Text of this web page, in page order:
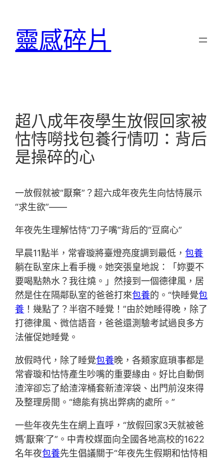
靈感碎片
超八成年夜學生放假回家被
怙恃嘮找包養行情叨：背后
是操碎的心
一放假就被“厭棄”？超六成年夜先生向怙恃展示
“求生欲”——
年夜先生理解怙恃“刀子嘴”背后的“豆腐心”
早晨11點半，常睿璇將臺燈亮度調到最低，包養
躺在臥室床上看手機。她突張皇地說：「妳要不
要喝點熱水？我往燒。」然接到一個德律風，居
然是住在隔鄰臥室的爸爸打來包養的。“快睡覺包
養 ！幾點了？半宿不睡覺！”由於她睡得晚，除了
打德律風、微信語音，爸爸還測驗考試過良多方
法催促她睡覺。
放假時代，除了睡覺包養晚，各類家庭瑣事都是
常睿璇和怙恃產生吵嘴的重要緣由。好比自動倒
渣滓卻忘了給渣滓桶套新渣滓袋、出門前沒來得
及整理房間。“總能有挑出弊病的處所。”
一些年夜先生在網上直呼，“放假回家3天就被爸
媽‘厭棄’了”。中青校媒面向全國各地高校的1622
名年夜包養先生倡議關于“年夜先生假期和怙恃相